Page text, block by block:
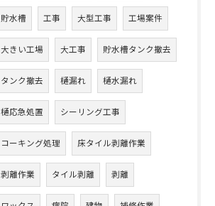
貯水槽 工事 大型工事 工場案件
大きい工場 大工事 貯水槽タンク撤去
タンク撤去 樋漏れ 樋水漏れ
樋応急処置 シーリング工事
コーキング処理 床タイル剥離作業
剥離作業 タイル剥離 剥離